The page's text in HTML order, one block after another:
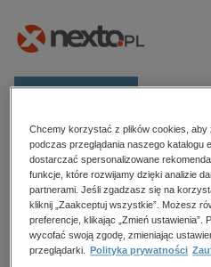
Kategorie
Zobacz wszystkie E-prasa
budownictwo,
biznesowe, branżowe,
Strona główna Krzysztof
Krzysztof
Chcemy korzystać z plików cookies, aby
podczas przeglądania naszego katalogu
dostarczać spersonalizowane
funkcje, które rozwijamy dzięki analizie
partnerami. Jeśli zgadzasz się na
kliknij „Zaakceptuj wszystkie”. Możesz
preferencje, klikając „Zmień ustawienia”.
wycofać swoją zgodę, zmieniając
przeglądarki.
Polityka prywatności